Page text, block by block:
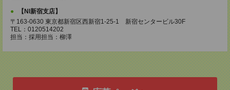
【NI新宿支店】
〒163-0630 東京都新宿区西新宿1-25-1 新宿センタービル30F
TEL：0120514202
担当：採用担当：柳澤